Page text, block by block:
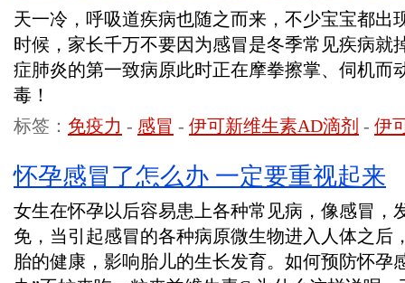
天一冷，呼吸道疾病也随之而来，不少宝宝都出
时候，家长千万不要因为感冒是冬季常见疾病就
症肺炎的第一致病原此时正在摩拳擦掌、伺机而
毒！
标签： 免疫力 - 感冒 - 伊可新维生素AD滴剂 - 伊
怀孕感冒了怎么办 一定要重视起来
女生在怀孕以后容易患上各种常见病，像感冒，
免，当引起感冒的各种病原微生物进入人体之后
胎的健康，影响胎儿的生长发育。如何预防怀孕